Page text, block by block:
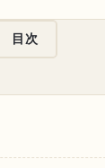
目次